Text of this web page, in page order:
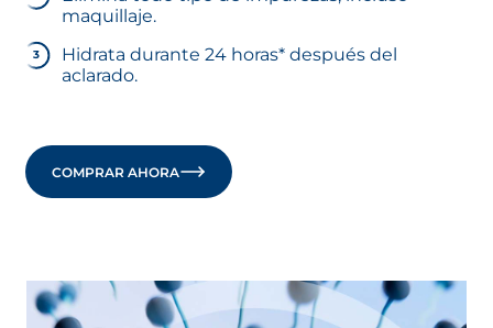
maquillaje.
Hidrata durante 24 horas* después del
aclarado.
COMPRAR AHORA